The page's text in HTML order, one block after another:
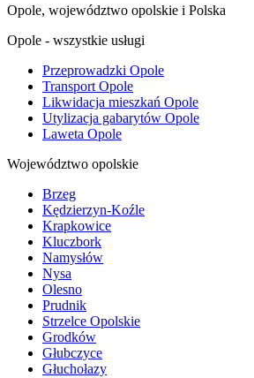
Opole, województwo opolskie i Polska
Opole - wszystkie usługi
Przeprowadzki Opole
Transport Opole
Likwidacja mieszkań Opole
Utylizacja gabarytów Opole
Laweta Opole
Województwo opolskie
Brzeg
Kędzierzyn-Koźle
Krapkowice
Kluczbork
Namysłów
Nysa
Olesno
Prudnik
Strzelce Opolskie
Grodków
Głubczyce
Głuchołazy